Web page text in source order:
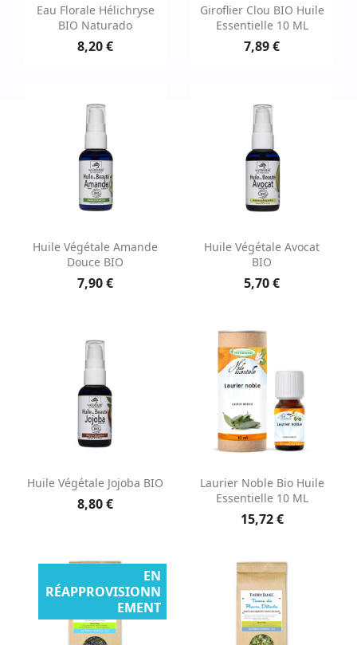
Eau Florale Hélichryse
BIO Naturado
8,20 €
Giroflier Clou BIO Huile
Essentielle 10 ML
7,89 €
Huile Végétale Amande
Douce BIO
7,90 €
Huile Végétale Avocat
BIO
5,70 €
Huile Végétale Jojoba BIO
8,80 €
Laurier Noble Bio Huile
Essentielle 10 ML
15,72 €
EN
RÉAPPROVISIONN
EMENT